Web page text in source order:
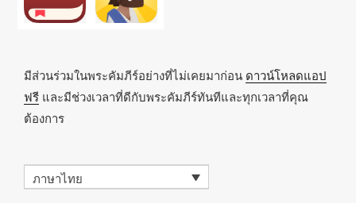
มีส่วนร่วมในพระคัมภีร์อย่างที่ไม่เคยมาก่อน ดาวน์โหลดแอป
ฟรี และมีช่วงเวลาที่ดีกับพระคัมภีร์ทันทีและทุกเวลาที่คุณ
ต้องการ
ภาษาไทย